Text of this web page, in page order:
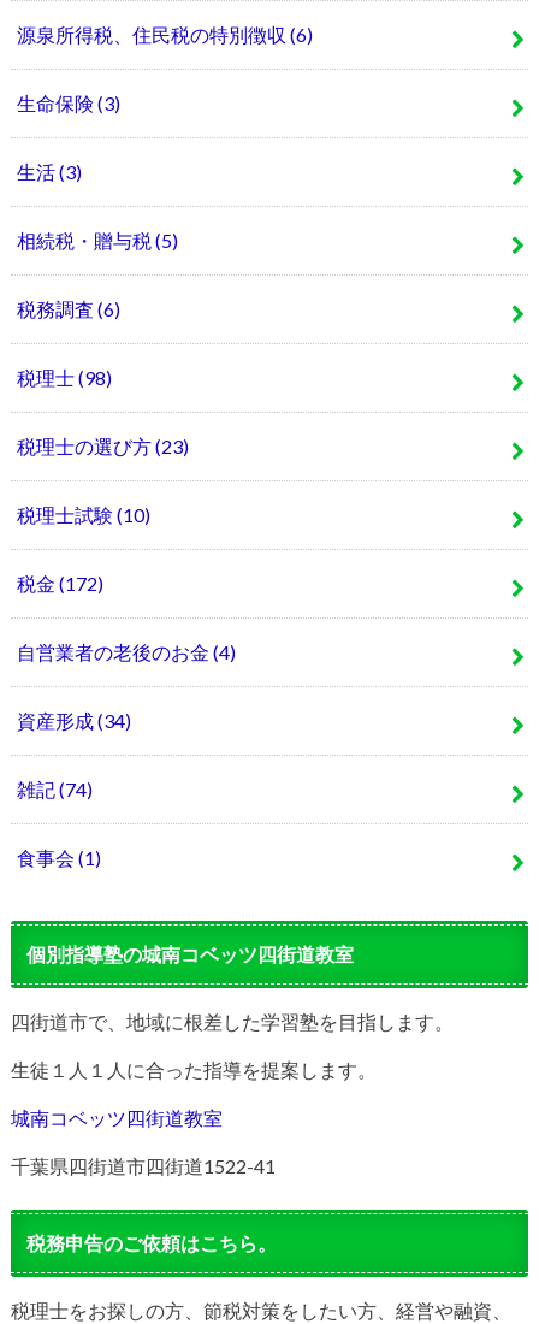
源泉所得税、住民税の特別徴収 (6)
生命保険 (3)
生活(3)
相続税・贈与税(5)
税務調査 (6)
税理士(98)
税理士の選び方(23)
税理士試験 (10)
税金 (172)
自営業者の老後のお金 (4)
資産形成(34)
雑記(74)
食事会 (1)
個別指導塾の城南コベッツ四街道教室
四街道市で、地域に根差した学習塾を目指します。
生徒１人１人に合った指導を提案します。
城南コベッツ四街道教室
千葉県四街道市四街道1522-41
税務申告のご依頼はこちら。
税理士をお探しの方、節税対策をしたい方、経営や融資、